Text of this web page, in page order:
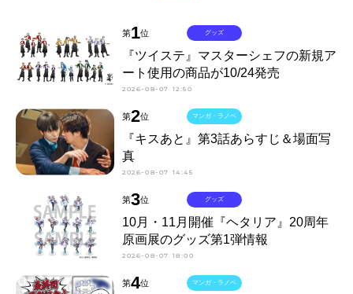
第1位
『ツイステ』マスターシェフの新規ア
ート使用の商品が10/24発売
2026-08-07 12:50
グッズ
第2位
『キスあと』第3話あらすじ＆場面写
真
2026-08-07 14:45
マンガ・ラノベ
第3位
10月・11月開催『ヘタリア』20周年
原画展のグッズ第1弾情報
2026-08-07 18:00
グッズ
第4位 マンガ・ラノベ